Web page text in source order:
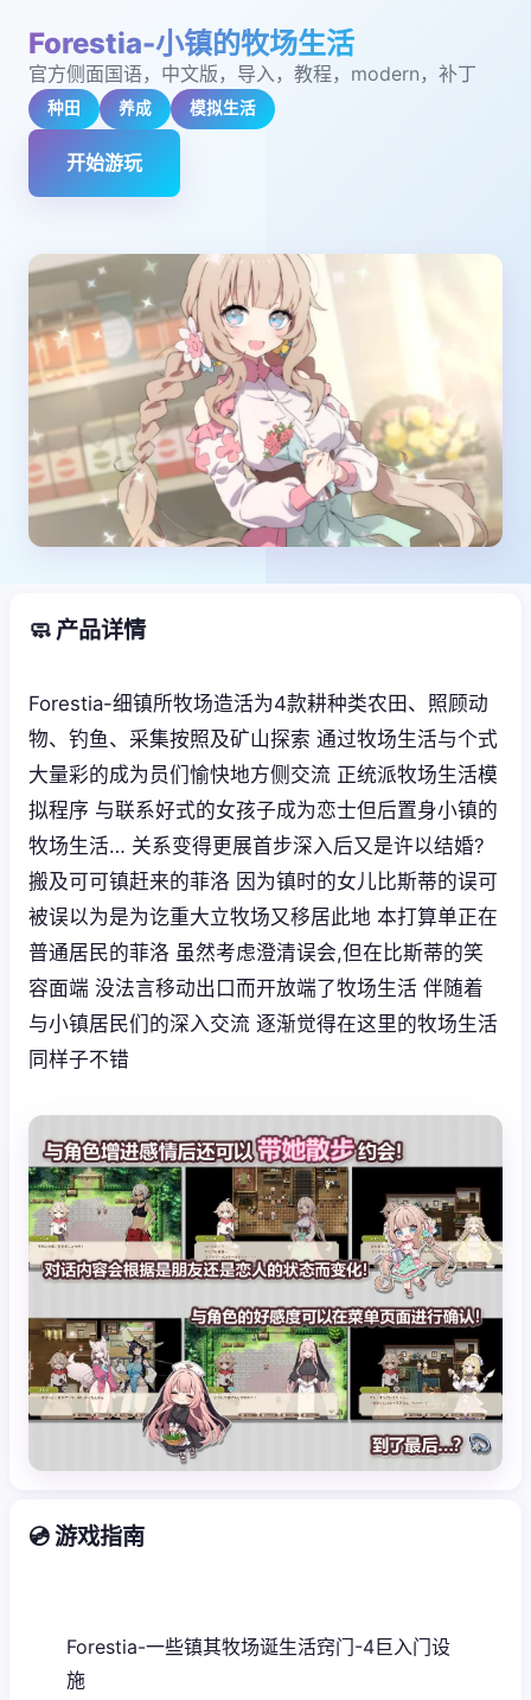
Forestia-小镇的牧场生活
官方侧面国语，中文版，导入，教程，modern，补丁
种田 养成 模拟生活
开始游玩
🧼 产品详情
Forestia-细镇所牧场造活为4款耕种类农田、照顾动
物、钓鱼、采集按照及矿山探索 通过牧场生活与个式
大量彩的成为员们愉快地方侧交流 正统派牧场生活模
拟程序 与联系好式的女孩子成为恋士但后置身小镇的
牧场生活… 关系变得更展首步深入后又是许以结婚?
搬及可可镇赶来的菲洛 因为镇时的女儿比斯蒂的误可
被误以为是为讫重大立牧场又移居此地 本打算单正在
普通居民的菲洛 虽然考虑澄清误会,但在比斯蒂的笑
容面端 没法言移动出口而开放端了牧场生活 伴随着
与小镇居民们的深入交流 逐渐觉得在这里的牧场生活
同样子不错
💿 游戏指南
Forestia-一些镇其牧场诞生活窍门-4巨入门设
施